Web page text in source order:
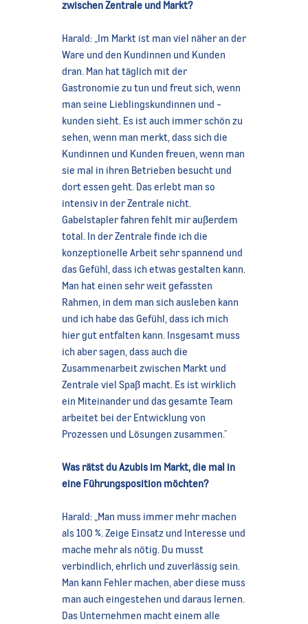
zwischen Zentrale und Markt?
Harald: „Im Markt ist man viel näher an der
Ware und den Kundinnen und Kunden
dran. Man hat täglich mit der
Gastronomie zu tun und freut sich, wenn
man seine Lieblingskundinnen und -
kunden sieht. Es ist auch immer schön zu
sehen, wenn man merkt, dass sich die
Kundinnen und Kunden freuen, wenn man
sie mal in ihren Betrieben besucht und
dort essen geht. Das erlebt man so
intensiv in der Zentrale nicht.
Gabelstapler fahren fehlt mir außerdem
total. In der Zentrale finde ich die
konzeptionelle Arbeit sehr spannend und
das Gefühl, dass ich etwas gestalten kann.
Man hat einen sehr weit gefassten
Rahmen, in dem man sich ausleben kann
und ich habe das Gefühl, dass ich mich
hier gut entfalten kann. Insgesamt muss
ich aber sagen, dass auch die
Zusammenarbeit zwischen Markt und
Zentrale viel Spaß macht. Es ist wirklich
ein Miteinander und das gesamte Team
arbeitet bei der Entwicklung von
Prozessen und Lösungen zusammen."
Was rätst du Azubis im Markt, die mal in
eine Führungsposition möchten?
Harald: „Man muss immer mehr machen
als 100 %. Zeige Einsatz und Interesse und
mache mehr als nötig. Du musst
verbindlich, ehrlich und zuverlässig sein.
Man kann Fehler machen, aber diese muss
man auch eingestehen und daraus lernen.
Das Unternehmen macht einem alle